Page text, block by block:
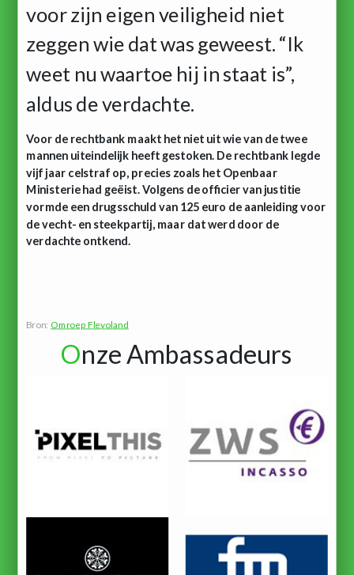
voor zijn eigen veiligheid niet
zeggen wie dat was geweest. “Ik
weet nu waartoe hij in staat is”,
aldus de verdachte.
Voor de rechtbank maakt het niet uit wie van de twee
mannen uiteindelijk heeft gestoken. De rechtbank legde
vijf jaar celstraf op, precies zoals het Openbaar
Ministerie had geëist. Volgens de officier van justitie
vormde een drugsschuld van 125 euro de aanleiding voor
de vecht- en steekpartij, maar dat werd door de
verdachte ontkend.
Bron: Omroep Flevoland
Onze Ambassadeurs